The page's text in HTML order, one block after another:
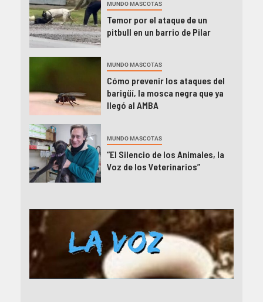
MUNDO MASCOTAS
Temor por el ataque de un
pitbull en un barrio de Pilar
MUNDO MASCOTAS
Cómo prevenir los ataques del
barigüí, la mosca negra que ya
llegó al AMBA
MUNDO MASCOTAS
“El Silencio de los Animales, la
Voz de los Veterinarios”